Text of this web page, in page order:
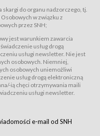
drogą elektroniczną (Dz.U. z 2002
są nieodpłatnie.
do Serwisu jest otwarty dla
z Serwisu jest zobowiązany
w Serwisie oraz zamówienie
do tego formularza
dla wszystkich
Regulaminu.
postanowień Regulaminu
nieodpłatnie za
do organu nadzorczego, tj.
w związku z
przez SNH;
jest warunkiem zawarcia
usług drogą
usługi newsletter. Nie jest
osobowych. Niemniej,
osobowych uniemożliwi
usług drogą elektroniczną
ią chęci otrzymywania maili
usługi newsletter.
e-mail od SNH